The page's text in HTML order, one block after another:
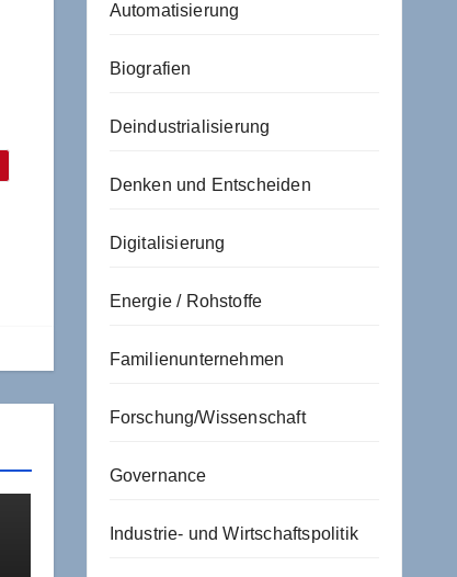
Automatisierung
Biografien
Deindustrialisierung
Denken und Entscheiden
Digitalisierung
Energie / Rohstoffe
Familienunternehmen
Forschung/Wissenschaft
Governance
Industrie- und Wirtschaftspolitik